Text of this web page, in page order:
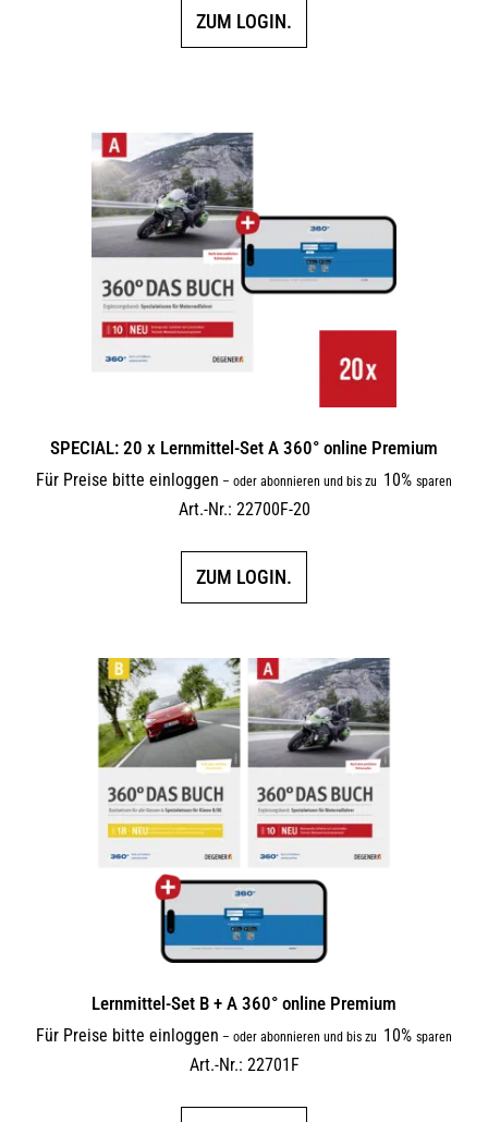
ZUM LOGIN.
SPECIAL: 20 x Lernmittel-Set A 360° online Premium
Für Preise bitte einloggen – oder abonnieren und bis zu 10% sparen
Art.-Nr.: 22700F-20
ZUM LOGIN.
Lernmittel-Set B + A 360° online Premium
Für Preise bitte einloggen – oder abonnieren und bis zu 10% sparen
Art.-Nr.: 22701F